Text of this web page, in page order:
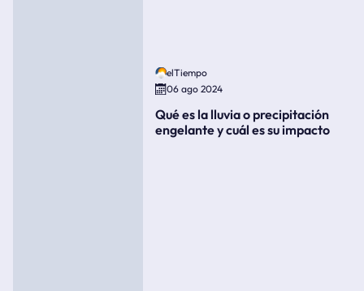
elTiempo
06 ago 2024
Qué es la lluvia o precipitación
engelante y cuál es su impacto